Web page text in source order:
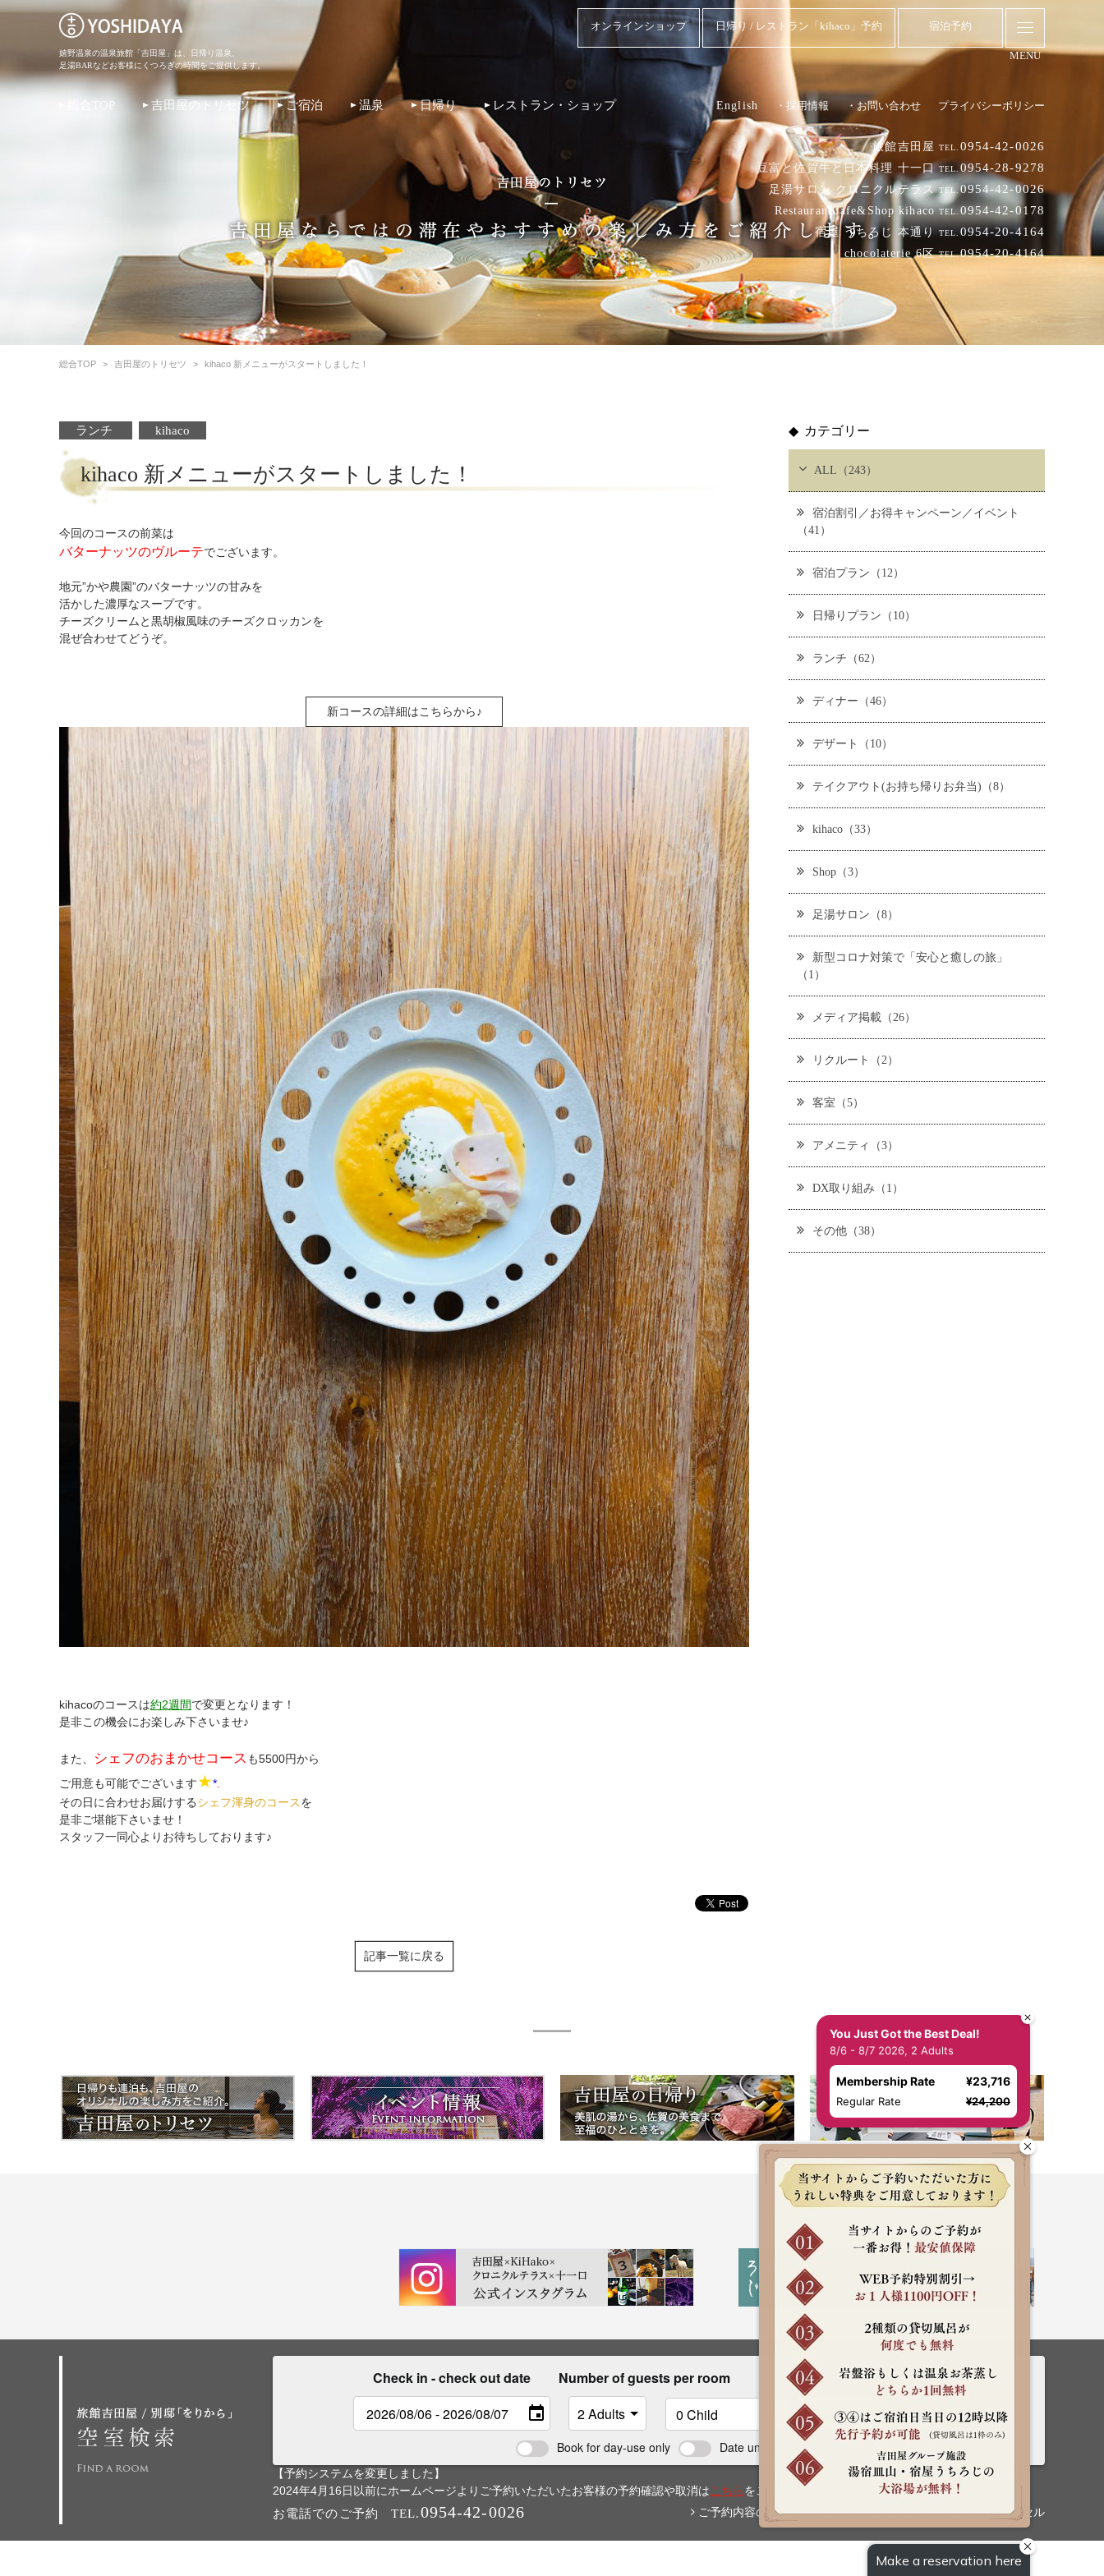
嬉野温泉の温泉旅館「吉田屋」は、日帰り温泉、
足湯BARなどお客様にくつろぎの時間をご提供します。
オンラインショップ 日帰り / レストラン「kihaco」予約 宿泊予約
MENU
旅館吉田屋TEL. 0954-42-0026
豆富と佐賀牛と日本料理 十一口TEL. 0954-28-9278
足湯サロン クロニクルテラスTEL.0954-42-0026
RestaurantCafe&Shop kihacoTEL. 0954-42-0178
宿屋 うちろじ 本通りTEL. 0954-20-4164
chocolaterie 6区TEL.0954-20-4164
総合TOP 吉田屋のトリセツ ご宿泊 温泉 日帰り レストラン・ショップ English ・採用情報 ・お問い合わせ プライバシーポリシー
総合TOP > 吉田屋のトリセツ > kihaco 新メニューがスタートしました！
ランチ kihaco
kihaco 新メニューがスタートしました！
今回のコースの前菜は
バターナッツのヴルーテでございます。
地元”かや農園”のバターナッツの甘みを
活かした濃厚なスープです。
チーズクリームと黒胡椒風味のチーズクロッカンを
混ぜ合わせてどうぞ。
新コースの詳細はこちらから♪
kihacoのコースは約2週間で変更となります！
是非この機会にお楽しみ下さいませ♪
また、 シェフのおまかせコース も5500円から
ご用意も可能でございます★*
その日に合わせお届けするシェフ渾身のコースを
是非ご堪能下さいませ！
スタッフ一同心よりお待ちしております♪
記事一覧に戻る
カテゴリー
ALL（243）
宿泊割引／お得キャンペーン／イベント
（41）
宿泊プラン（12）
日帰りプラン（10）
ランチ（62）
ディナー（46）
デザート（10）
テイクアウト(お持ち帰りお弁当)（8）
kihaco（33）
Shop（3）
足湯サロン（8）
新型コロナ対策で「安心と癒しの旅」
（1）
メディア掲載（26）
リクルート（2）
客室（5）
アメニティ（3）
DX取り組み（1）
その他（38）
Check in - check out date Number of guests per room Rooms
Search
Book for day-use only Date undecided
【予約システムを変更しました】
2024年4月16日以前にホームページよりご予約いただいたお客様の予約確認や取消はこちらをご確認ください。
お電話でのご予約 TEL.0954-42-0026 ご予約内容の確認 ご予約内容の変更 ご予約キャンセル
You Just Got the Best Deal!
8/6 - 8/7 2026, 2 Adults
Membership Rate ¥23,716
Regular Rate ¥24,200